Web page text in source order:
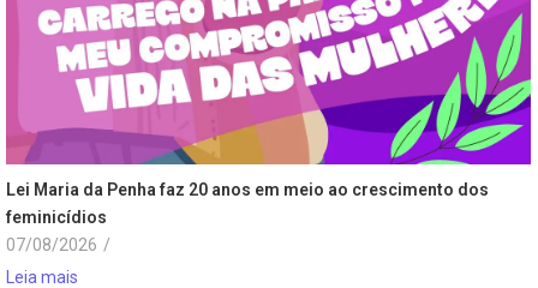
Lei Maria da Penha faz 20 anos em meio ao crescimento dos
feminicídios
07/08/2026 /
Leia mais